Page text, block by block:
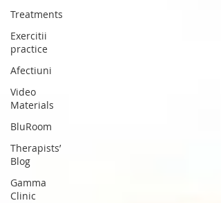
Treatments
Exercitii
practice
Afectiuni
Video
Materials
BluRoom
Therapists’
Blog
Gamma
Clinic